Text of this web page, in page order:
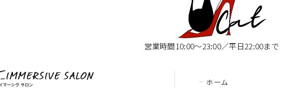
営業時間10:00〜23:00／平日22:00まで
ホーム